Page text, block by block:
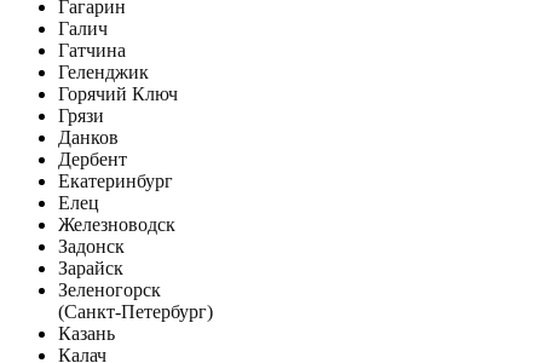
Гагарин
Галич
Гатчина
Геленджик
Горячий Ключ
Грязи
Данков
Дербент
Екатеринбург
Елец
Железноводск
Задонск
Зарайск
Зеленогорск
(Санкт-Петербург)
Казань
Калач